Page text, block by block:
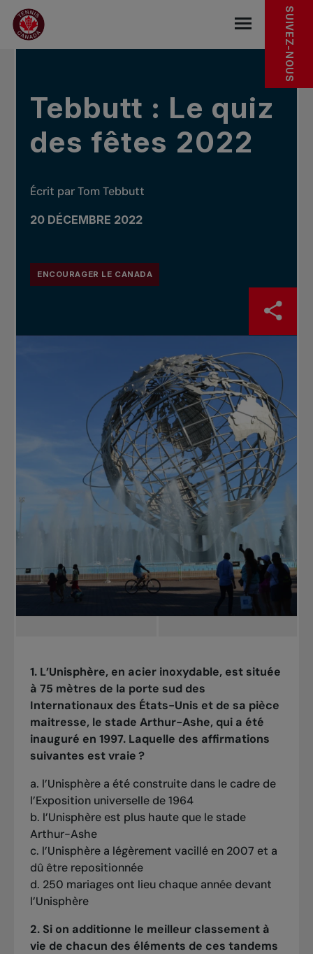
Sauter au menu principal
Sauter au contenu principal
Sauter au pied de page
DANS LES NOUVELLES SUIVEZ-NOUS
Tebbutt : Le quiz
des fêtes 2022
Écrit par Tom Tebbutt
20 DÉCEMBRE 2022
ENCOURAGER LE CANADA
1. L’Unisphère, en acier inoxydable, est située
à 75 mètres de la porte sud des
Internationaux des États-Unis et de sa pièce
maitresse, le stade Arthur-Ashe, qui a été
inauguré en 1997. Laquelle des affirmations
suivantes est vraie ?
a. l’Unisphère a été construite dans le cadre de
l’Exposition universelle de 1964
b. l’Unisphère est plus haute que le stade
Arthur-Ashe
c. l’Unisphère a légèrement vacillé en 2007 et a
dû être repositionnée
d. 250 mariages ont lieu chaque année devant
l’Unisphère
2. Si on additionne le meilleur classement à
vie de chacun des éléments de ces tandems